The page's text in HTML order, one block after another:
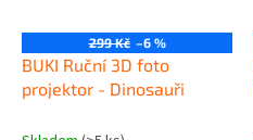
299 Kč –6 %
BUKI Ruční 3D foto
projektor - Dinosauři